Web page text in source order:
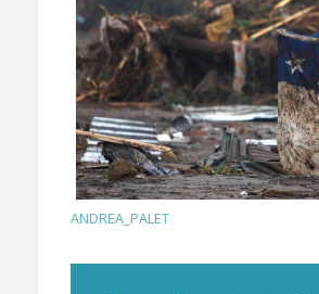
ANDREA_PALET